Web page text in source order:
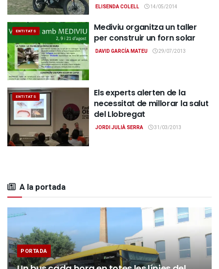
ELISENDA COLELL 14/05/2014
ENTITATS
Mediviu organitza un taller
per construir un forn solar
DAVID GARCÍA MATEU 29/07/2013
ENTITATS
Els experts alerten de la
necessitat de millorar la salut
del Llobregat
JORDI JULIÀ SERRA 31/03/2013
A la portada
PORTADA